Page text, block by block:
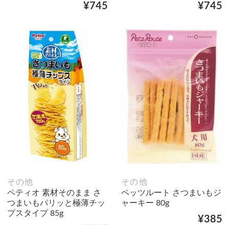
¥745 ¥745
その他
ペティオ 素材そのまま さ
つまいもパリッと極薄チッ
プスタイプ 85g
その他
ペッツルート さつまいもジ
ャーキー 80g
¥385